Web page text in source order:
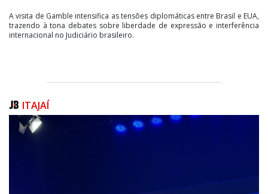
A visita de Gamble intensifica as tensões diplomáticas entre Brasil e EUA,
trazendo à tona debates sobre liberdade de expressão e interferência
internacional no Judiciário brasileiro.
ITAJAÍ